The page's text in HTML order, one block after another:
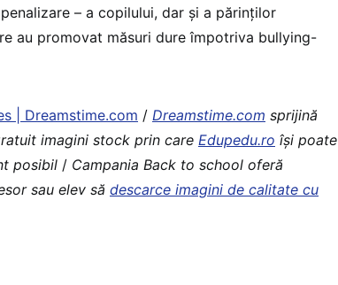
– a copilului, dar și a părinților
au promovat măsuri dure împotriva bullying-
| Dreamstime.com / Dreamstime.com sprijină
imagini stock prin care Edupedu.ro îşi poate
posibil / Campania Back to school oferă
sau elev să descarce imagini de calitate cu